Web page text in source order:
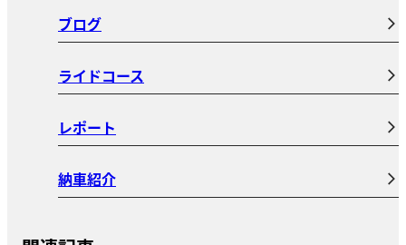
ブログ
ライドコース
レポート
納車紹介